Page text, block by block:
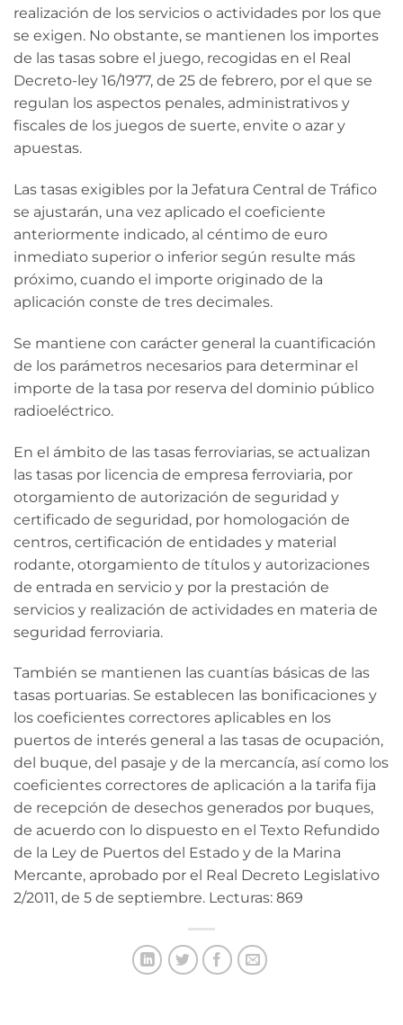
realización de los servicios o actividades por los que
se exigen. No obstante, se mantienen los importes
de las tasas sobre el juego, recogidas en el Real
Decreto-ley 16/1977, de 25 de febrero, por el que se
regulan los aspectos penales, administrativos y
fiscales de los juegos de suerte, envite o azar y
apuestas.
Las tasas exigibles por la Jefatura Central de Tráfico
se ajustarán, una vez aplicado el coeficiente
anteriormente indicado, al céntimo de euro
inmediato superior o inferior según resulte más
próximo, cuando el importe originado de la
aplicación conste de tres decimales.
Se mantiene con carácter general la cuantificación
de los parámetros necesarios para determinar el
importe de la tasa por reserva del dominio público
radioeléctrico.
En el ámbito de las tasas ferroviarias, se actualizan
las tasas por licencia de empresa ferroviaria, por
otorgamiento de autorización de seguridad y
certificado de seguridad, por homologación de
centros, certificación de entidades y material
rodante, otorgamiento de títulos y autorizaciones
de entrada en servicio y por la prestación de
servicios y realización de actividades en materia de
seguridad ferroviaria.
También se mantienen las cuantías básicas de las
tasas portuarias. Se establecen las bonificaciones y
los coeficientes correctores aplicables en los
puertos de interés general a las tasas de ocupación,
del buque, del pasaje y de la mercancía, así como los
coeficientes correctores de aplicación a la tarifa fija
de recepción de desechos generados por buques,
de acuerdo con lo dispuesto en el Texto Refundido
de la Ley de Puertos del Estado y de la Marina
Mercante, aprobado por el Real Decreto Legislativo
2/2011, de 5 de septiembre. Lecturas: 869